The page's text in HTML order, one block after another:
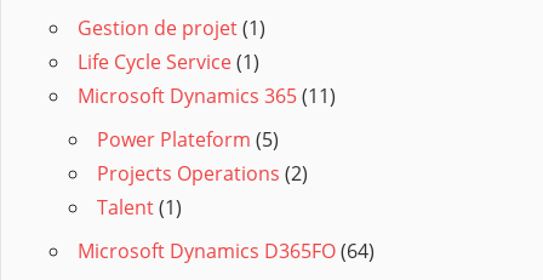
Gestion de projet(1)
Life Cycle Service(1)
Microsoft Dynamics 365(11)
Power Plateform (5)
Projects Operations (2)
Talent(1)
Microsoft Dynamics D365FO(64)